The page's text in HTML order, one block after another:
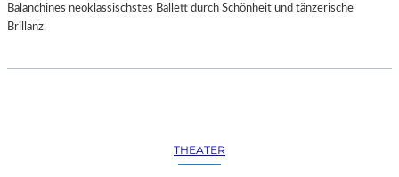
Balanchines neoklassischstes Ballett durch Schönheit und tänzerische
Brillanz.
THEATER